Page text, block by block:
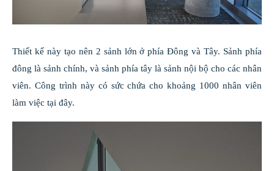
Thiết kế này tạo nên 2 sảnh lớn ở phía Đông và Tây. Sảnh phía
đông là sảnh chính, và sảnh phía tây là sảnh nội bộ cho các nhân
viên. Công trình này có sức chứa cho khoảng 1000 nhân viên
làm việc tại đây.